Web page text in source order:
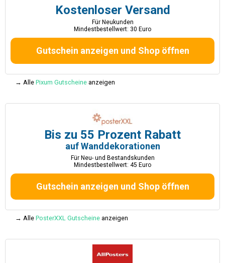
Kostenloser Versand
Für Neukunden
Mindestbestellwert: 30 Euro
Gutschein anzeigen und Shop öffnen
→ Alle Pixum Gutscheine anzeigen
Bis zu 55 Prozent Rabatt
auf Wanddekorationen
Für Neu- und Bestandskunden
Mindestbestellwert: 45 Euro
Gutschein anzeigen und Shop öffnen
→ Alle PosterXXL Gutscheine anzeigen